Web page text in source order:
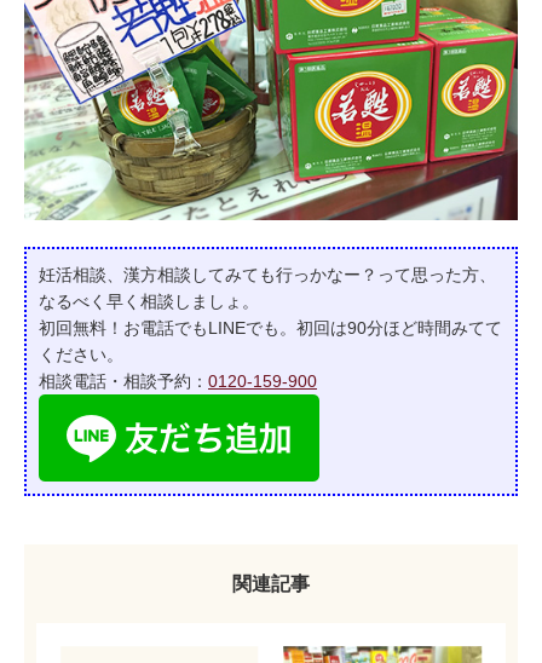
妊活相談、漢方相談してみても行っかなー？って思った方、
なるべく早く相談しましょ。
初回無料！お電話でもLINEでも。初回は90分ほど時間みてて
ください。
相談電話・相談予約： 0120-159-900
関連記事